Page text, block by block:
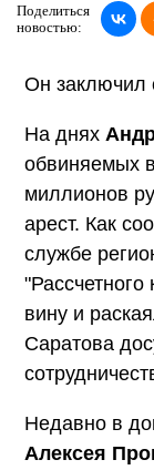
Поделиться
новостью:
Он заключил
На днях
обвиняемых
миллионов
арест. Как
службе
вину и
Саратова
Недавно в
Алексея